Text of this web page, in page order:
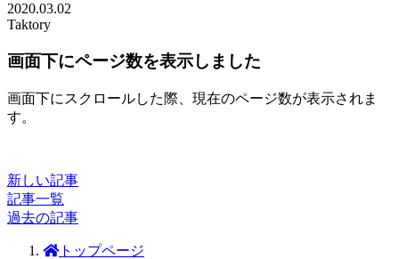
2020.03.02
Taktory
画面下にページ数を表示しました
画面下にスクロールした際、現在のページ数が表示されま
す。
新しい記事
記事一覧
過去の記事
トップページ